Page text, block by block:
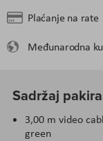
Plaćanje na rate
Međunarodna
Sadržaj
3,00 m video
green